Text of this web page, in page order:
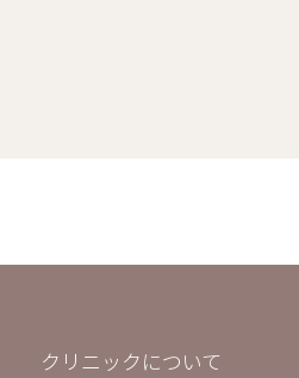
クリニックについて